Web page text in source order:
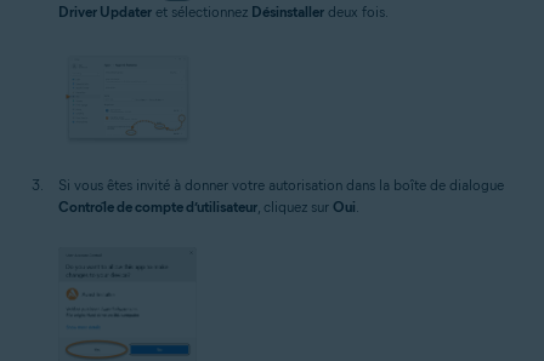
Driver Updater et sélectionnez Désinstaller deux fois.
Si vous êtes invité à donner votre autorisation dans la boîte de dialogue
Contrôle de compte d’utilisateur , cliquez sur Oui